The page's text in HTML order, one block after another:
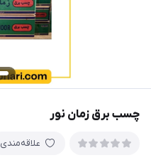
چسب برق زمان نور
علاقه‌مندی